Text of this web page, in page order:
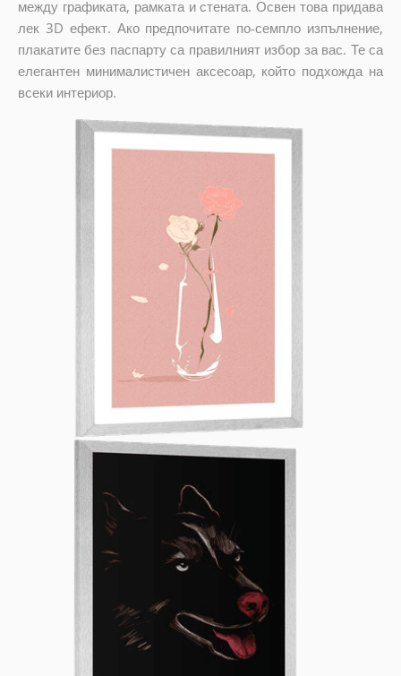
между графиката, рамката и стената. Освен това придава
лек 3D ефект. Ако предпочитате по-семпло изпълнение,
плакатите без паспарту са правилният избор за вас. Те са
елегантен минималистичен аксесоар, който подхожда на
всеки интериор.